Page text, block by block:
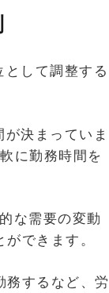
して調整する
決まっていま
に勤務時間を
な需要の変動
できます。
務するなど、労